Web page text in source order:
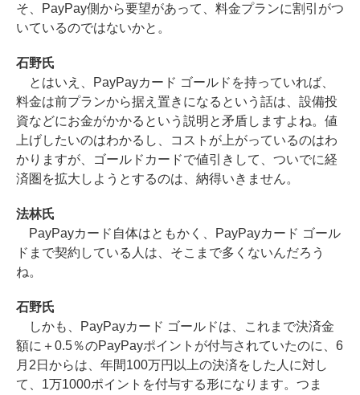
そ、PayPay側から要望があって、料金プランに割引がつ
いているのではないかと。
石野氏
とはいえ、PayPayカード ゴールドを持っていれば、
料金は前プランから据え置きになるという話は、設備投
資などにお金がかかるという説明と矛盾しますよね。値
上げしたいのはわかるし、コストが上がっているのはわ
かりますが、ゴールドカードで値引きして、ついでに経
済圏を拡大しようとするのは、納得いきません。
法林氏
PayPayカード自体はともかく、PayPayカード ゴール
ドまで契約している人は、そこまで多くないんだろう
ね。
石野氏
しかも、PayPayカード ゴールドは、これまで決済金
額に＋0.5％のPayPayポイントが付与されていたのに、6
月2日からは、年間100万円以上の決済をした人に対し
て、1万1000ポイントを付与する形になります。つま